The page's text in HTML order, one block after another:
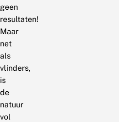
geen
resultaten!
Maar
net
als
vlinders,
is
de
natuur
vol